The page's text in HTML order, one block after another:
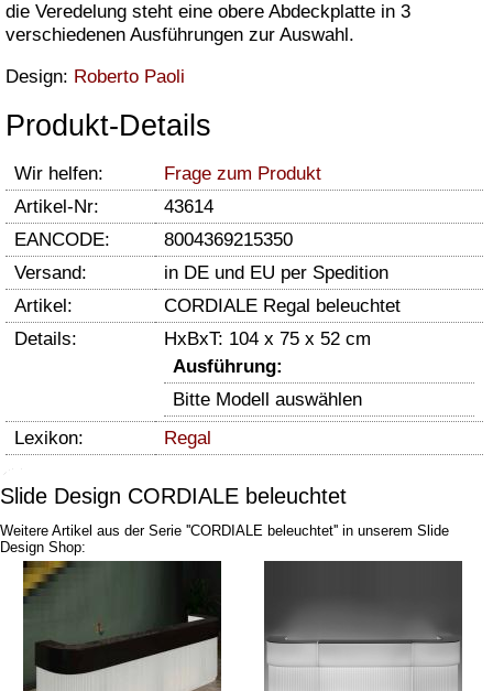
die Veredelung steht eine obere Abdeckplatte in 3
verschiedenen Ausführungen zur Auswahl.
Design: Roberto Paoli
Produkt-Details
Wir helfen:
Frage zum Produkt
Artikel-Nr:
43614
EANCODE:
8004369215350
Versand:
in DE und EU per Spedition
Artikel:
CORDIALE Regal beleuchtet
Details:
HxBxT: 104 x 75 x 52 cm
Ausführung:
Bitte Modell auswählen
Lexikon:
Regal
Slide Design CORDIALE beleuchtet
Weitere Artikel aus der Serie ''CORDIALE beleuchtet'' in unserem Slide
Design Shop: